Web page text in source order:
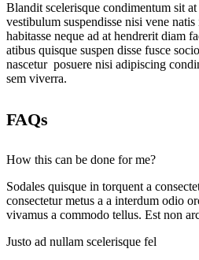
Blandit scelerisque condimentum sit
vestibulum suspendisse nisi vene
habitasse neque ad at hendrerit diam
atibus quisque suspen disse fusce
nascetur posuere nisi adipiscing
sem viverra.
FAQs
How this can be done for me?
Sodales quisque in torquent a
consectetur metus a a interdum odio
vivamus a commodo tellus. Est non
Justo ad nullam scelerisque fel